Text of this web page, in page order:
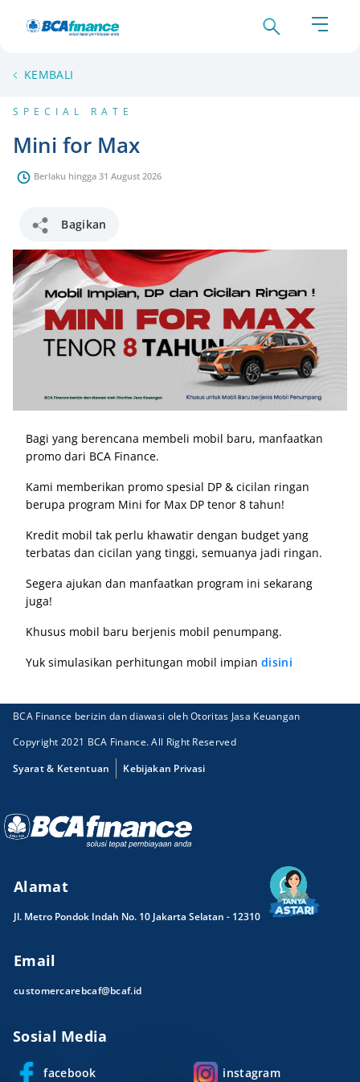
KEMBALI
SPECIAL RATE
Mini for Max
Berlaku hingga 31 August 2026
Bagikan
Bagi yang berencana membeli mobil baru, manfaatkan
promo dari BCA Finance.
Kami memberikan promo spesial DP & cicilan ringan
berupa program Mini for Max DP tenor 8 tahun!
Kredit mobil tak perlu khawatir dengan budget yang
terbatas dan cicilan yang tinggi, semuanya jadi ringan.
Segera ajukan dan manfaatkan program ini sekarang
juga!
Khusus mobil baru berjenis mobil penumpang.
Yuk simulasikan perhitungan mobil impian disini
BCA Finance berizin dan diawasi oleh Otoritas Jasa Keuangan
Copyright 2021 BCA Finance. All Right Reserved
Syarat & Ketentuan
Kebijakan Privasi
Alamat
Jl. Metro Pondok Indah No. 10 Jakarta Selatan - 12310
Email
customercarebcaf@bcaf.id
Sosial Media
facebook instagram